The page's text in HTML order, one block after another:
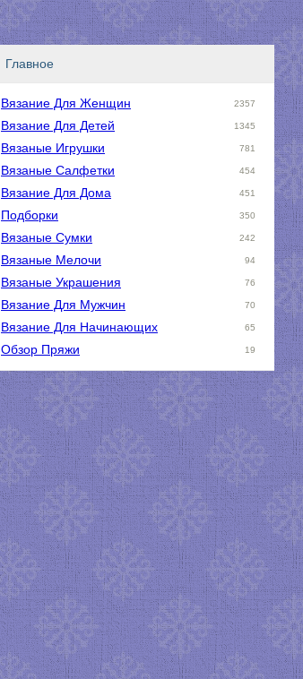
Главное
Вязание Для Женщин 2357
Вязание Для Детей 1345
Вязаные Игрушки 781
Вязаные Салфетки 454
Вязание Для Дома 451
Подборки 350
Вязаные Сумки 242
Вязаные Мелочи 94
Вязаные Украшения 76
Вязание Для Мужчин 70
Вязание Для Начинающих 65
Обзор Пряжи 19